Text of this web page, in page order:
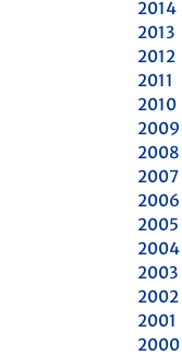
2014
2013
2012
2011
2010
2009
2008
2007
2006
2005
2004
2003
2002
2001
2000